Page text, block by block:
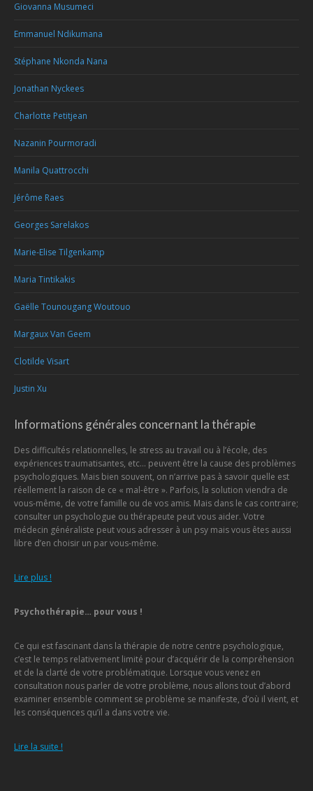
Giovanna Musumeci
Emmanuel Ndikumana
Stéphane Nkonda Nana
Jonathan Nyckees
Charlotte Petitjean
Nazanin Pourmoradi
Manila Quattrocchi
Jérôme Raes
Georges Sarelakos
Marie-Elise Tilgenkamp
Maria Tintikakis
Gaëlle Tounougang Woutouo
Margaux Van Geem
Clotilde Visart
Justin Xu
Informations générales concernant la thérapie
Des difficultés relationnelles, le stress au travail ou à l’école, des
expériences traumatisantes, etc… peuvent être la cause des problèmes
psychologiques. Mais bien souvent, on n’arrive pas à savoir quelle est
réellement la raison de ce « mal-être ». Parfois, la solution viendra de
vous-même, de votre famille ou de vos amis. Mais dans le cas contraire;
consulter un psychologue ou thérapeute peut vous aider. Votre
médecin généraliste peut vous adresser à un psy mais vous êtes aussi
libre d’en choisir un par vous-même.
Lire plus !
Psychothérapie… pour vous !
Ce qui est fascinant dans la thérapie de notre centre psychologique,
c’est le temps relativement limité pour d’acquérir de la compréhension
et de la clarté de votre problématique. Lorsque vous venez en
consultation nous parler de votre problème, nous allons tout d’abord
examiner ensemble comment se problème se manifeste, d’où il vient, et
les conséquences qu’il a dans votre vie.
Lire la suite !